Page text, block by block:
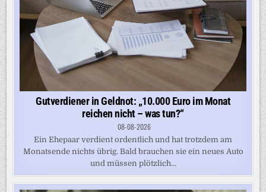
Gutverdiener in Geldnot: „10.000 Euro im Monat
reichen nicht – was tun?“
08-08-2026
Ein Ehepaar verdient ordentlich und hat trotzdem am
Monatsende nichts übrig. Bald brauchen sie ein neues Auto
und müssen plötzlich...